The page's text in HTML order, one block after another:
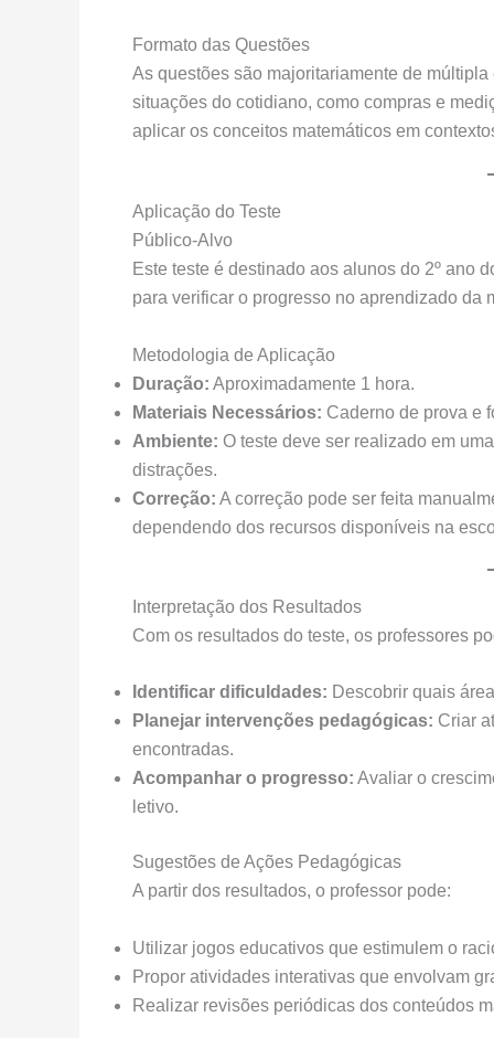
Formato das Questões
As questões são majoritariamente de
situações do cotidiano, como compras e
aplicar os conceitos matemáticos em
Aplicação do Teste
Público-Alvo
Este teste é destinado aos alunos do 2º ano
para verificar o progresso no aprendizado da
Metodologia de Aplicação
Duração: Aproximadamente 1 hora.
Materiais Necessários: Caderno de prova e
Ambiente: O teste deve ser realizado em
distrações.
Correção: A correção pode ser feita
dependendo dos recursos disponíveis na
Interpretação dos Resultados
Com os resultados do teste, os professores
Identificar dificuldades: Descobrir quais
Planejar intervenções pedagógicas: Criar
encontradas.
Acompanhar o progresso: Avaliar o
letivo.
Sugestões de Ações Pedagógicas
A partir dos resultados, o professor pode:
Utilizar jogos educativos que estimulem o
Propor atividades interativas que envolvam
Realizar revisões periódicas dos conteúdos